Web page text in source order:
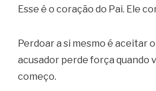
Esse é o coração do Pai. Ele
Perdoar a si mesmo é aceitar
acusador perde força quando
começo.